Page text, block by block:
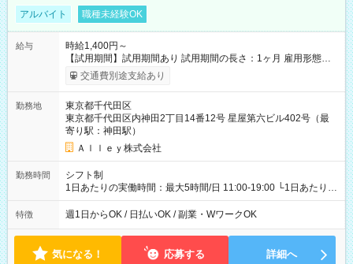
アルバイト 職種未経験OK
給与
時給1,400円～
【試用期間】試用期間あり 試用期間の長さ：1ヶ月 雇用形態、
給与は本採用時と同じです。
交通費別途支給あり
勤務地
東京都千代田区
東京都千代田区内神田2丁目14番12号 星屋第六ビル402号（最
寄り駅：神田駅）
Ａｌｌｅｙ株式会社
勤務時間
シフト制
1日あたりの実働時間：最大5時間/日 11:00-19:00 └1日あたりの
実働時間：1-5時間 └上記の時間帯内であれば、いつでも勤務可
能！ └平日・土曜日の中で、お好きな曜日でご勤務いただけま
18:00 などのように、自由な働き方が可能なお仕事です！
特徴 週1日からOK / 日払いOK / 副業・WワークOK
気になる！ 応募する 詳細へ